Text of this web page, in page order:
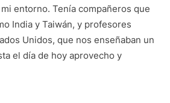
entorno. Tenía compañeros que
India y Taiwán, y profesores
Unidos, que nos enseñaban un
el día de hoy aprovecho y